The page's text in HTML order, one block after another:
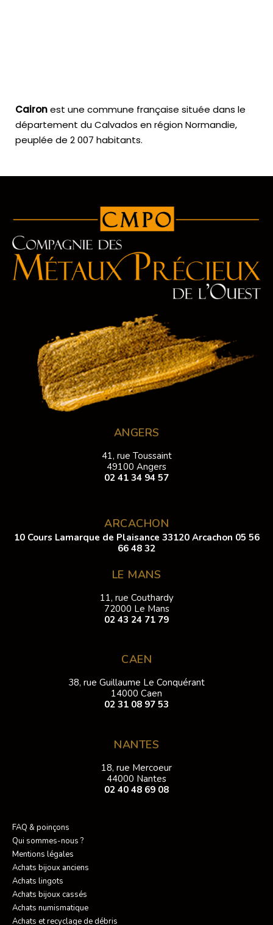
Caironest une commune française située dans le
département du Calvados en région Normandie,
peuplée de 2 007 habitants.
ANGERS
41, rue Toussaint
49100 Angers
02 41 34 94 57
ARCACHON
10 Cours Lamarque de Plaisance 33120 Arcachon 05 56
66 48 32
LE MANS
11, rue Couthardy
72000 Le Mans
02 43 24 71 79
CAEN
38, rue Guillaume Le Conquérant
14000 Caen
02 31 08 97 53
NANTES
18, rue Mercoeur
44000 Nantes
02 40 48 69 08
FAQ & poinçons
Qui sommes-nous ?
Mentions légales
Achats bijoux anciens
Achats lingots
Achats bijoux cassés
Achats numismatique
Achats et recyclage de débris